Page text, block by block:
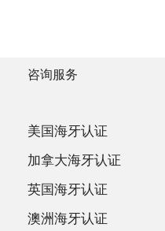
咨询服务
美国海牙认证
加拿大海牙认证
英国海牙认证
澳洲海牙认证